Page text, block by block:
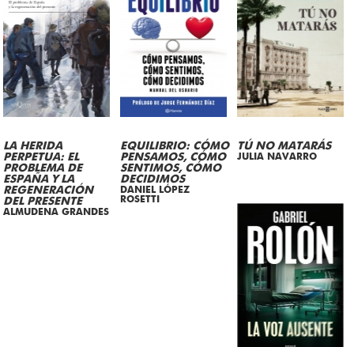
LA HERIDA
PERPETUA: EL
PROBLEMA DE
ESPAÑA Y LA
REGENERACIÓN
DEL PRESENTE
ALMUDENA GRANDES
EQUILIBRIO: CÓMO
PENSAMOS, CÓMO
SENTIMOS, CÓMO
DECIDIMOS
DANIEL LÓPEZ
ROSETTI
TÚ NO MATARÁS
JULIA NAVARRO